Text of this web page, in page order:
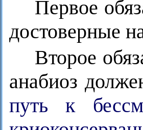
Первое
достоверные
Второе
анабиоз
путь к